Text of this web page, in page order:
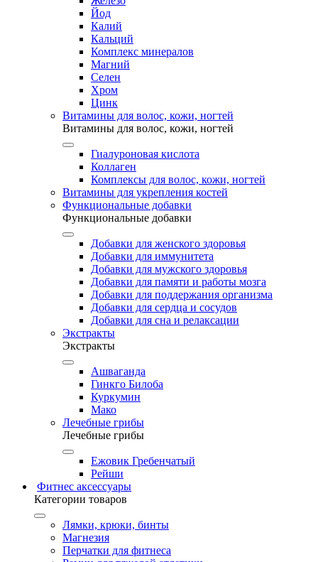
Йод
Калий
Кальций
Комплекс минералов
Магний
Селен
Хром
Цинк
Витамины для волос, кожи, ногтей
Витамины для волос, кожи, ногтей
Гиалуроновая кислота
Коллаген
Комплексы для волос, кожи, ногтей
Витамины для укрепления костей
Функциональные добавки
Функциональные добавки
Добавки для женского здоровья
Добавки для иммунитета
Добавки для мужского здоровья
Добавки для памяти и работы мозга
Добавки для поддержания организма
Добавки для сердца и сосудов
Добавки для сна и релаксации
Экстракты
Экстракты
Ашваганда
Гинкго Билоба
Куркумин
Мако
Лечебные грибы
Лечебные грибы
Ежовик Гребенчатый
Рейши
Фитнес аксессуары
Категории товаров
Лямки, крюки, бинты
Магнезия
Перчатки для фитнеса